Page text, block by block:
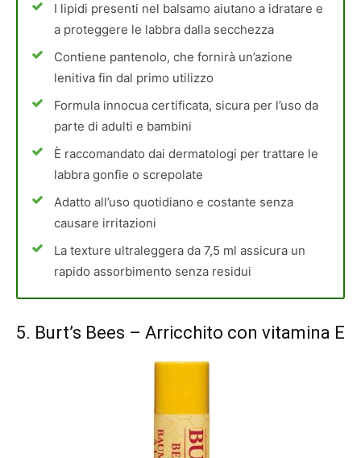
I lipidi presenti nel balsamo aiutano a idratare e
a proteggere le labbra dalla secchezza
Contiene pantenolo, che fornirà un’azione
lenitiva fin dal primo utilizzo
Formula innocua certificata, sicura per l’uso da
parte di adulti e bambini
È raccomandato dai dermatologi per trattare le
labbra gonfie o screpolate
Adatto all’uso quotidiano e costante senza
causare irritazioni
La texture ultraleggera da 7,5 ml assicura un
rapido assorbimento senza residui
5. Burt’s Bees – Arricchito con vitamina E